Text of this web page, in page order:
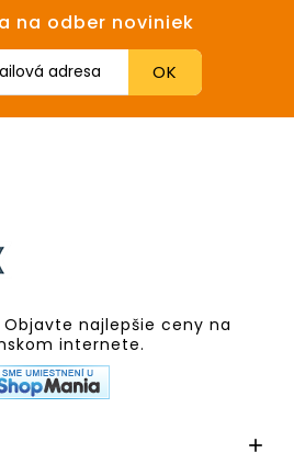
na odber noviniek
